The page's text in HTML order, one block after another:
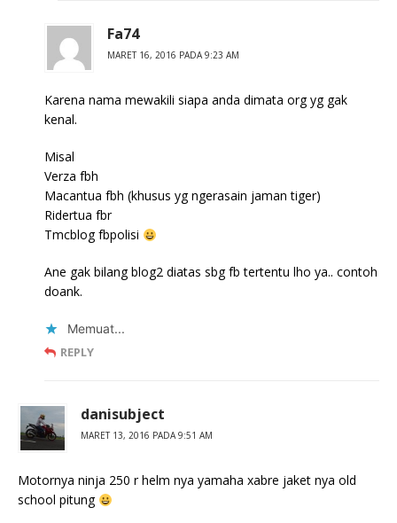
Fa74
MARET 16, 2016 PADA 9:23 AM
Karena nama mewakili siapa anda dimata org yg gak
kenal.
Misal
Verza fbh
Macantua fbh (khusus yg ngerasain jaman tiger)
Ridertua fbr
Tmcblog fbpolisi
Ane gak bilang blog2 diatas sbg fb tertentu lho ya.. contoh
doank.
Memuat...
REPLY
danisubject
MARET 13, 2016 PADA 9:51 AM
Motornya ninja 250 r helm nya yamaha xabre jaket nya old
school pitung